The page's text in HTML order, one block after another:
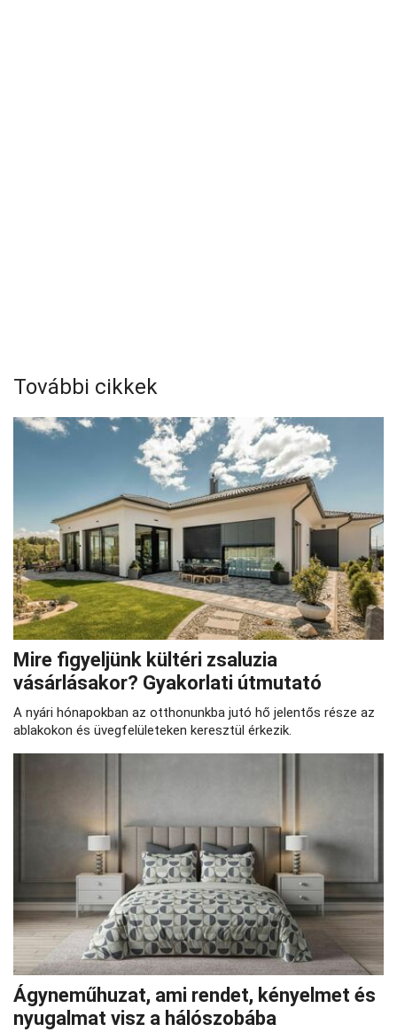
További cikkek
Mire figyeljünk kültéri zsaluzia
vásárlásakor? Gyakorlati útmutató
A nyári hónapokban az otthonunkba jutó hő jelentős része az
ablakokon és üvegfelületeken keresztül érkezik.
Ágyneműhuzat, ami rendet, kényelmet és
nyugalmat visz a hálószobába